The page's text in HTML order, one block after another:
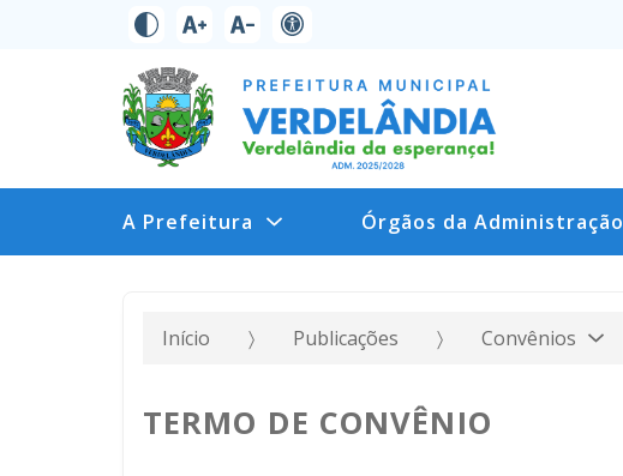
A Prefeitura Órgãos da Administração
Início Publicações Convênios
TERMO DE CONVÊNIO